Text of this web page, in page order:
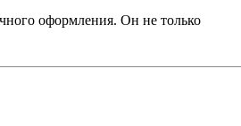
оформления. Он не только